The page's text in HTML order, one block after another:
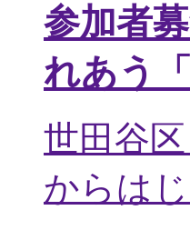
参加者
れあう
世田谷
からは